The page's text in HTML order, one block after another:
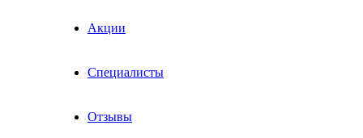
Акции
Специалисты
Отзывы